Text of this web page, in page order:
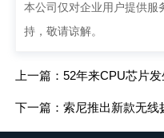
本公司仅对企业用户提供服
持，敬请谅解。
上一篇：52年来CPU芯片